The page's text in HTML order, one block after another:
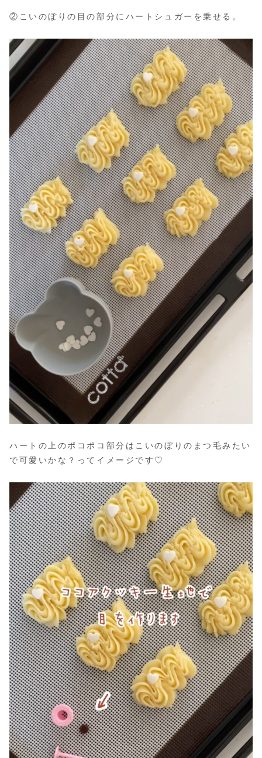
②こいのぼりの目の部分にハートシュガーを乗せる。
ハートの上のポコポコ部分はこいのぼりのまつ毛みたい
で可愛いかな？ってイメージです♡